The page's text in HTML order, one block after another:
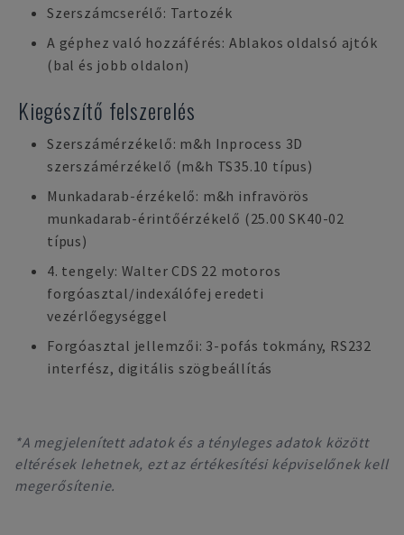
Szerszámcserélő: Tartozék
A géphez való hozzáférés: Ablakos oldalsó ajtók
(bal és jobb oldalon)
Kiegészítő felszerelés
Szerszámérzékelő: m&h Inprocess 3D
szerszámérzékelő (m&h TS35.10 típus)
Munkadarab-érzékelő: m&h infravörös
munkadarab-érintőérzékelő (25.00 SK40-02
típus)
4. tengely: Walter CDS 22 motoros
forgóasztal/indexálófej eredeti
vezérlőegységgel
Forgóasztal jellemzői: 3-pofás tokmány, RS232
interfész, digitális szögbeállítás
*A megjelenített adatok és a tényleges adatok között
eltérések lehetnek, ezt az értékesítési képviselőnek kell
megerősítenie.